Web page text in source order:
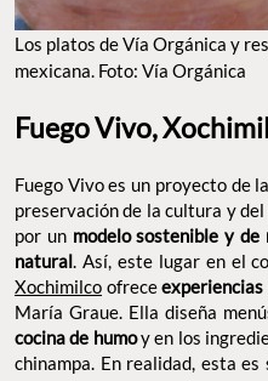
del entorno natural . Así,
chinampera deXochimilco
a cargo de la chef María
crecen en la milpa de la
de las experiencias que
incluso cuentan con untemazcal
Sitio Web:malwih.mx
Lee la nota completa de